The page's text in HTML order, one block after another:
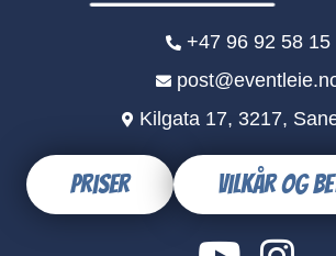
+47 96 92 58 15
Kilgata 17, 3217,
Priser Vilkår og